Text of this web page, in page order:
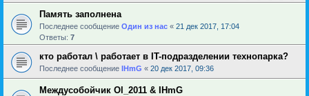
Память заполнена
Последнее сообщение Один из нас « 21 дек 2017, 17:04
Ответы: 7
кто работал \ работает в IT-подразделении технопарка?
Последнее сообщение IHmG « 20 дек 2017, 09:36
Междусобойчик Ol_2011 & IHmG